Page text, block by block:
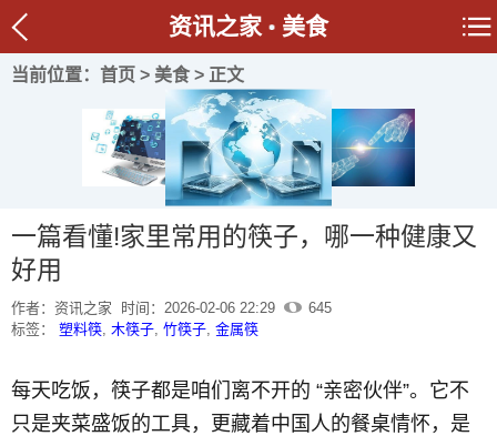
资讯之家 美食
当前位置： 首页 > 美食> 正文
一篇看懂!家里常用的筷子，哪一种健康又
好用
作者：资讯之家 时间：2026-02-06 22:29
645
标签： 塑料筷, 木筷子, 竹筷子, 金属筷
每天吃饭，筷子都是咱们离不开的 “亲密伙伴”。它不
只是夹菜盛饭的工具，更藏着中国人的餐桌情怀，是